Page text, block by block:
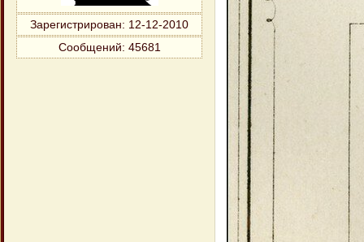
Зарегистрирован: 12-12-2010
Сообщений: 45681